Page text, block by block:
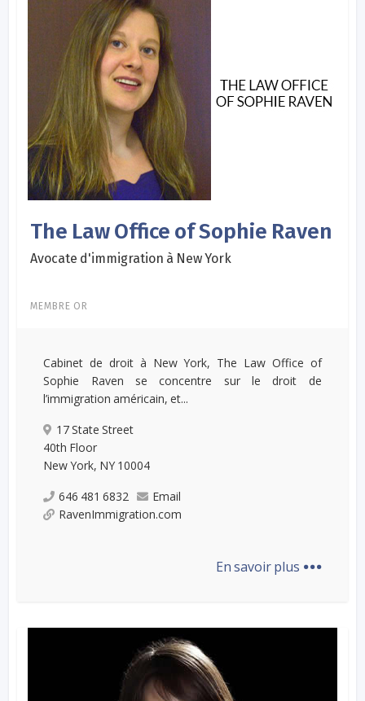
The Law Office of Sophie Raven
Avocate d'immigration à New York
MEMBRE OR
Cabinet de droit à New York, The Law Office of
Sophie Raven se concentre sur le droit de
l’immigration américain, et...
17 State Street
40th Floor
New York, NY 10004
646 481 6832
Email
RavenImmigration.com
En savoir plus ...